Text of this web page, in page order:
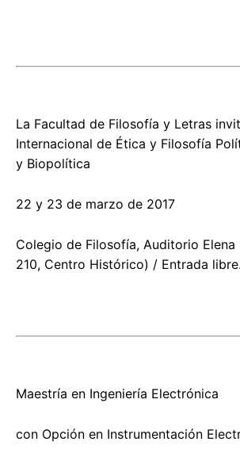
La Facultad de Filosofía y Letras
Internacional de Ética y Filosofía
y Biopolítica
22 y 23 de marzo de 2017
Colegio de Filosofía, Auditorio Elena
210, Centro Histórico) / Entrada libre.
Maestría en Ingeniería Electrónica
con Opción en Instrumentación